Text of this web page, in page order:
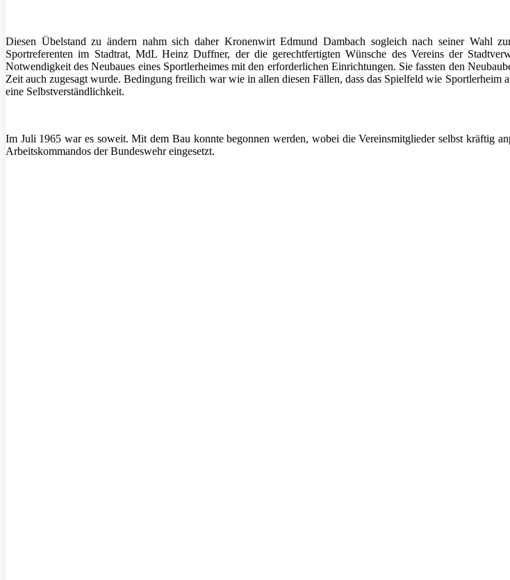
Diesen Übelstand zu ändern nahm sich daher Kronenwirt Edmund Dambach sogleich nach seiner Wahl
Sportreferenten im Stadtrat, MdL Heinz Duffner, der die gerechtfertigten Wünsche des Vereins der
Notwendigkeit des Neubaues eines Sportlerheimes mit den erforderlichen Einrichtungen. Sie fassten den
Zeit auch zugesagt wurde. Bedingung freilich war wie in allen diesen Fällen, dass das Spielfeld wie
eine Selbstverständlichkeit.
Im Juli 1965 war es soweit. Mit dem Bau konnte begonnen werden, wobei die Vereinsmitglieder selbst kräftig
Arbeitskommandos der Bundeswehr eingesetzt.